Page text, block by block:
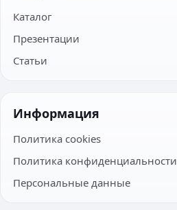
Каталог
Презентации
Статьи
Информация
Политика cookies
Политика конфиденциальности
Персональные данные